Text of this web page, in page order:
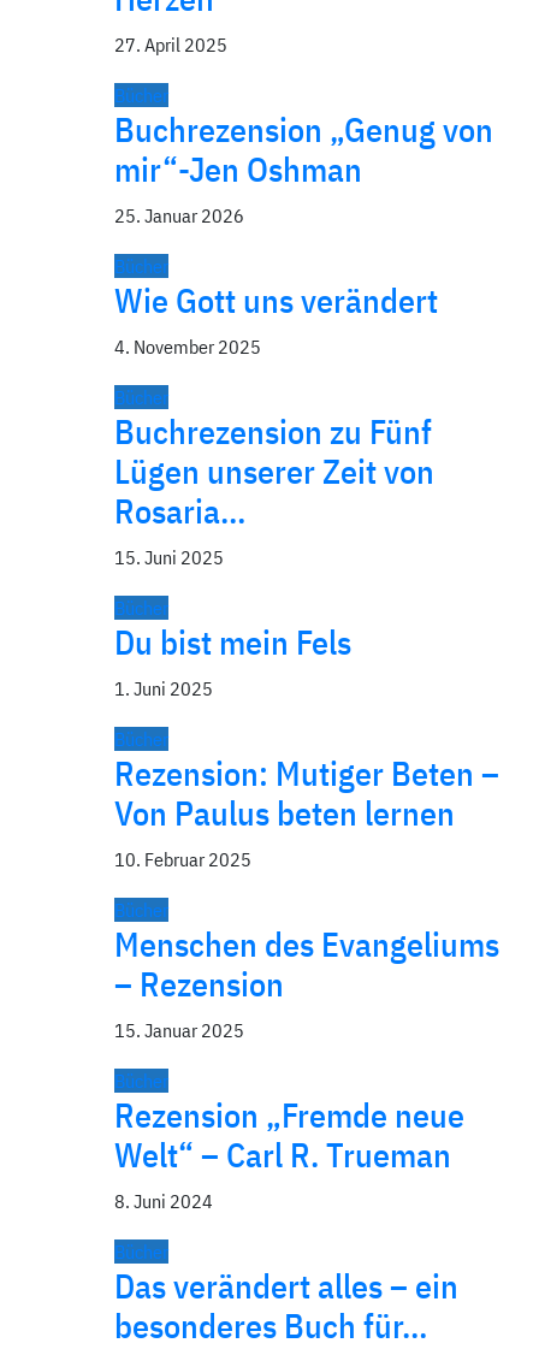
27. April 2025
Bücher
Buchrezension „Genug von
mir“-Jen Oshman
25. Januar 2026
Bücher
Wie Gott uns verändert
4. November 2025
Bücher
Buchrezension zu Fünf
Lügen unserer Zeit von
Rosaria…
15. Juni 2025
Bücher
Du bist mein Fels
1. Juni 2025
Bücher
Rezension: Mutiger Beten –
Von Paulus beten lernen
10. Februar 2025
Bücher
Menschen des Evangeliums
– Rezension
15. Januar 2025
Bücher
Rezension „Fremde neue
Welt“ – Carl R. Trueman
8. Juni 2024
Bücher
Das verändert alles – ein
besonderes Buch für…